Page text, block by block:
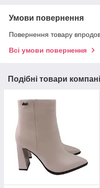
Умови повернення
Повернення товару
Всі умови повернення
Подібні товари